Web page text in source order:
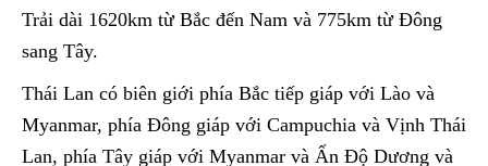
Trải dài 1620km từ Bắc đến Nam và 775km từ Đông
sang Tây.
Thái Lan có biên giới phía Bắc tiếp giáp với Lào và
Myanmar, phía Đông giáp với Campuchia và Vịnh Thái
Lan, phía Tây giáp với Myanmar và Ấn Độ Dương và